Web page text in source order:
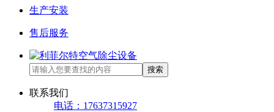
生产安装
售后服务
搜索
联系我们
电话：17637315927